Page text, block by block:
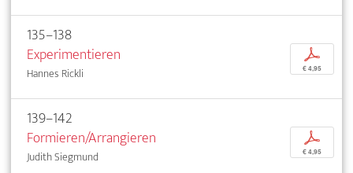
135–138
Experimentieren
Hannes Rickli
p
€ 4,95
139–142
Formieren/Arrangieren
Judith Siegmund
p
€ 4,95